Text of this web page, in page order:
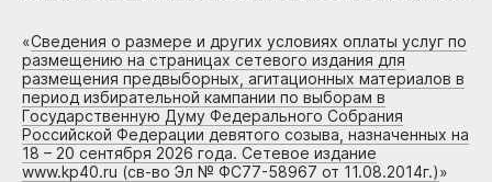
«Сведения о размере и других условиях оплаты услуг по
размещению на страницах сетевого издания для
размещения предвыборных, агитационных материалов в
период избирательной кампании по выборам в
Государственную Думу Федерального Собрания
Российской Федерации девятого созыва, назначенных на
18 – 20 сентября 2026 года. Сетевое издание
www.kp40.ru (св-во Эл № ФС77-58967 от 11.08.2014г.)»